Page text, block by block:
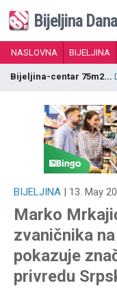
Bijeljina
NASLOVNA BIJELJINA
Bijeljina-centar 75m2...
BIJELJINA | 13. May
Marko
zvaničnika
pokazuje
privredu